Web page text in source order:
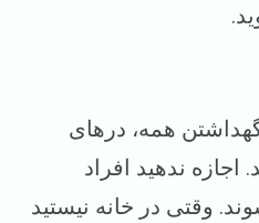
همه، درهای
ندهید افراد
وقتی در خانه نیستید